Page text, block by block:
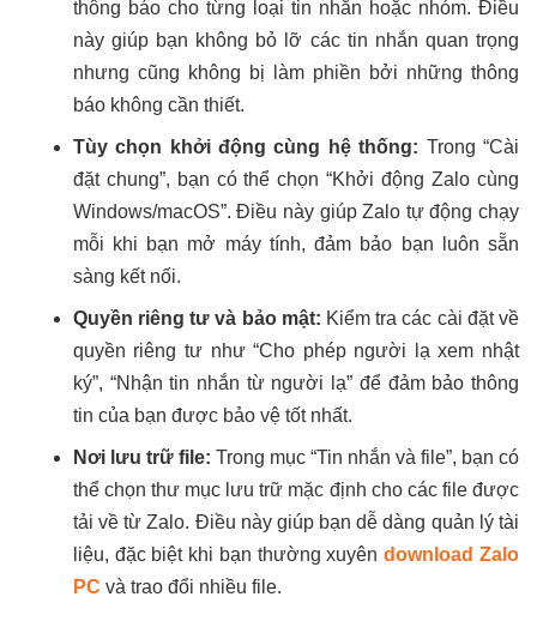
thông báo cho từng loại tin nhắn hoặc nhóm. Điều
này giúp bạn không bỏ lỡ các tin nhắn quan trọng
nhưng cũng không bị làm phiền bởi những thông
báo không cần thiết.
Tùy chọn khởi động cùng hệ thống: Trong “Cài
đặt chung”, bạn có thể chọn “Khởi động Zalo cùng
Windows/macOS”. Điều này giúp Zalo tự động chạy
mỗi khi bạn mở máy tính, đảm bảo bạn luôn sẵn
sàng kết nối.
Quyền riêng tư và bảo mật: Kiểm tra các cài đặt về
quyền riêng tư như “Cho phép người lạ xem nhật
ký”, “Nhận tin nhắn từ người lạ” để đảm bảo thông
tin của bạn được bảo vệ tốt nhất.
Nơi lưu trữ file: Trong mục “Tin nhắn và file”, bạn có
thể chọn thư mục lưu trữ mặc định cho các file được
tải về từ Zalo. Điều này giúp bạn dễ dàng quản lý tài
liệu, đặc biệt khi bạn thường xuyêndownload Zalo
PC và trao đổi nhiều file.